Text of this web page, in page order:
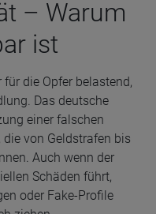
– Warum
ist
die Opfer belastend,
Das deutsche
einer falschen
von Geldstrafen bis
Auch wenn der
Schäden führt,
oder Fake-Profile